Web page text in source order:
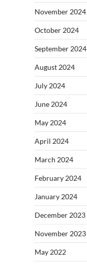
November 2024
October 2024
September 2024
August 2024
July 2024
June 2024
May 2024
April 2024
March 2024
February 2024
January 2024
December 2023
November 2023
May 2022